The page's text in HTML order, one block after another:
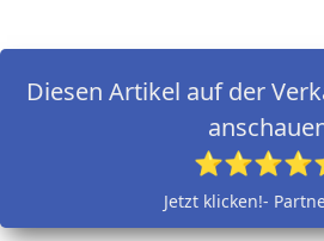
Diesen Artikel auf der
Jetzt klicken!-